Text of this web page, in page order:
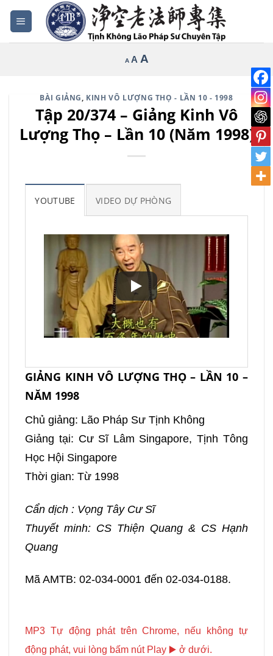
Bỏ
qua
nội
A Decrease
size.
AReset
size.
AIncrease
size.
BÀI GIẢNG, KINH VÔ LƯỢNG THỌ - LẦN 10 - 1998
Tập 20/374 – Giảng Kinh Vô
Lượng Thọ – Lần 10 (Năm 1998)
YOUTUBE VIDEO DỰ PHÒNG
GIẢNG KINH VÔ LƯỢNG THỌ – LẦN 10 –
NĂM 1998
Chủ giảng: Lão Pháp Sư Tịnh Không
Giảng tại: Cư Sĩ Lâm Singapore, Tịnh Tông
Học Hội Singapore
Thời gian: Từ 1998
Cẩn dịch : Vọng Tây Cư Sĩ
Thuyết minh: CS Thiện Quang & CS Hạnh
Quang
Mã AMTB: 02-034-0001 đến 02-034-0188.
MP3 Tự động phát trên Chrome, nếu không tự
động phát, vui lòng bấm nút Play ▶️ ở dưới.